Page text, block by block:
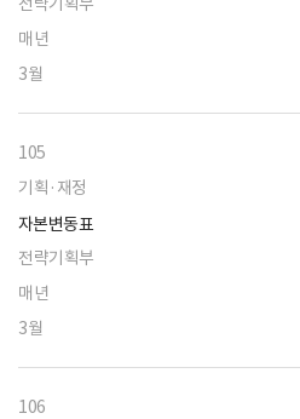
매년
3월
105
기획·재정
자본변동표
전략기획부
매년
3월
106